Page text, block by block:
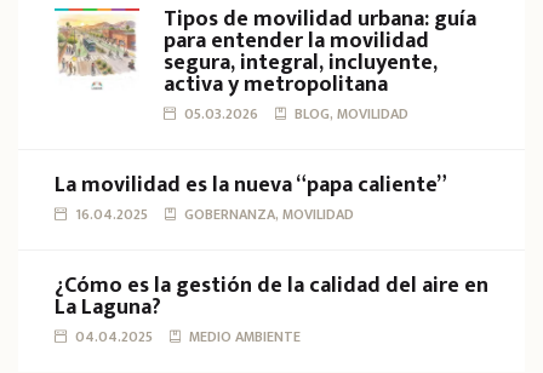
Tipos de movilidad urbana: guía
para entender la movilidad
segura, integral, incluyente,
activa y metropolitana
05.03.2026 BLOG, MOVILIDAD
La movilidad es la nueva “papa caliente”
16.04.2025 GOBERNANZA, MOVILIDAD
¿Cómo es la gestión de la calidad del aire en
La Laguna?
04.04.2025 MEDIO AMBIENTE